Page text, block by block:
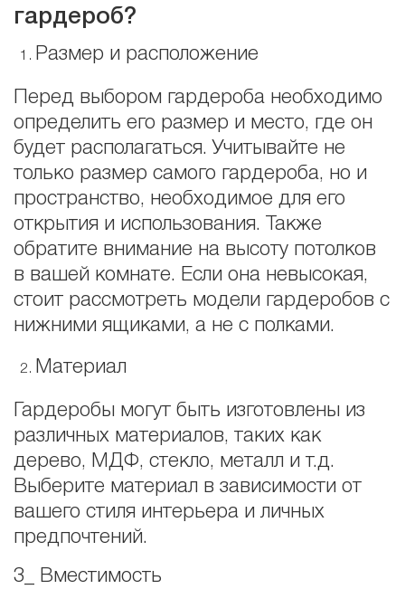
гардероб?
Размер и расположение
Перед выбором гардероба необходимо
определить его размер и место, где он
будет располагаться. Учитывайте не
только размер самого гардероба, но и
пространство, необходимое для его
открытия и использования. Также
обратите внимание на высоту потолков
в вашей комнате. Если она невысокая,
стоит рассмотреть модели гардеробов с
нижними ящиками, а не с полками.
Материал
Гардеробы могут быть изготовлены из
различных материалов, таких как
дерево, МДФ, стекло, металл и т.д.
Выберите материал в зависимости от
вашего стиля интерьера и личных
предпочтений.
3_ Вместимость